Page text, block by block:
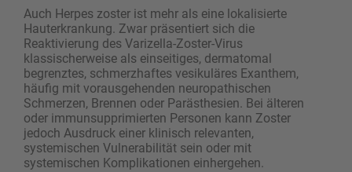
Auch Herpes zoster ist mehr als eine lokalisierte
Hauterkrankung. Zwar präsentiert sich die
Reaktivierung des Varizella-Zoster-Virus
klassischerweise als einseitiges, dermatomal
begrenztes, schmerzhaftes vesikuläres Exanthem,
häufig mit vorausgehenden neuropathischen
Schmerzen, Brennen oder Parästhesien. Bei älteren
oder immunsupprimierten Personen kann Zoster
jedoch Ausdruck einer klinisch relevanten,
systemischen Vulnerabilität sein oder mit
systemischen Komplikationen einhergehen.